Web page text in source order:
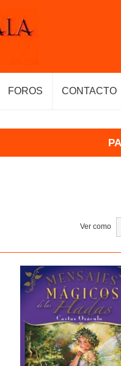
FOROS CONTACTO
Ver como